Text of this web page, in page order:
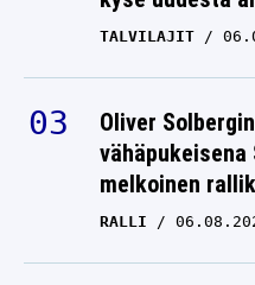
TALVILAJIT
Oliver
vähäpukeisena
melkoinen
RALLI